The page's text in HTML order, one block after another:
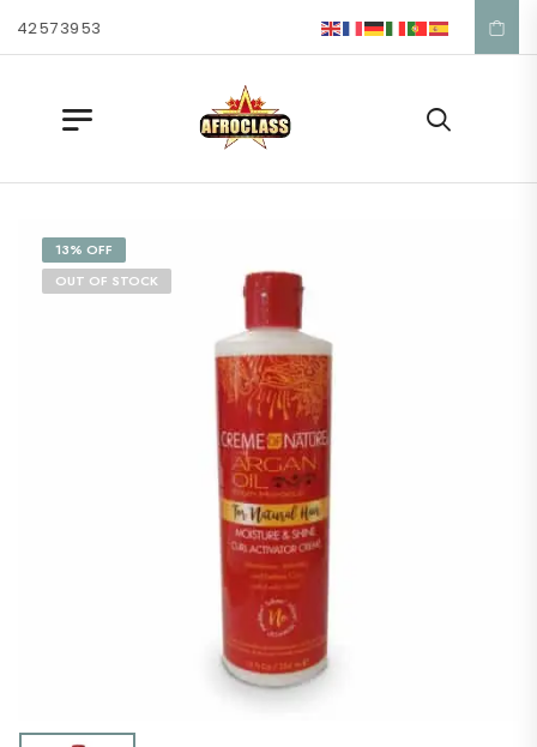
57 39 53
13% OFF
OUT OF STOCK